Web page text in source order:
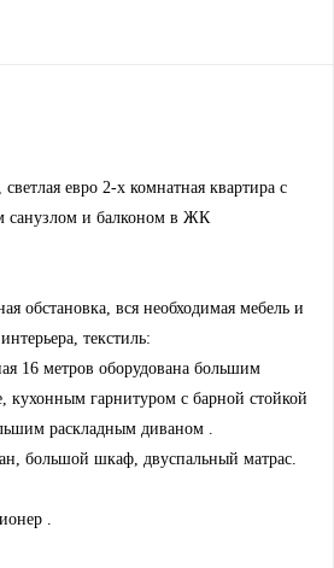
евро 2-х комнатная квартира с
санузлом и балконом в ЖК
обстановка, вся необходимая мебель и
текстиль:
16 метров оборудована большим
кухонным гарнитуром с барной стойкой
раскладным диваном .
большой шкаф, двуспальный матрас.
.